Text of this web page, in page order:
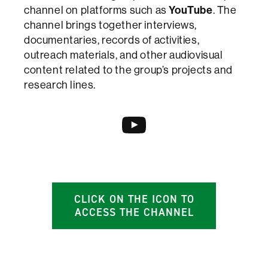
channel on platforms such asYouTube. The
channel brings together interviews,
documentaries, records of activities,
outreach materials, and other audiovisual
content related to the group’s projects and
research lines.
YouTube
CLICK ON THE ICON TO
ACCESS THE CHANNEL